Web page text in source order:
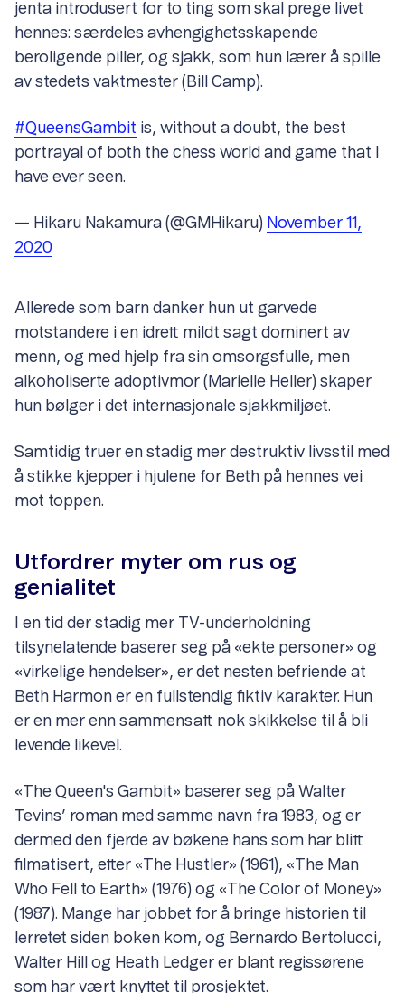
jenta introdusert for to ting som skal prege livet
hennes: særdeles avhengighetsskapende
beroligende piller, og sjakk, som hun lærer å spille
av stedets vaktmester (Bill Camp).
#QueensGambit is, without a doubt, the best
portrayal of both the chess world and game that I
have ever seen.
— Hikaru Nakamura (@GMHikaru) November 11,
2020
Allerede som barn danker hun ut garvede
motstandere i en idrett mildt sagt dominert av
menn, og med hjelp fra sin omsorgsfulle, men
alkoholiserte adoptivmor (Marielle Heller) skaper
hun bølger i det internasjonale sjakkmiljøet.
Samtidig truer en stadig mer destruktiv livsstil med
å stikke kjepper i hjulene for Beth på hennes vei
mot toppen.
Utfordrer myter om rus og
genialitet
I en tid der stadig mer TV-underholdning
tilsynelatende baserer seg på «ekte personer» og
«virkelige hendelser», er det nesten befriende at
Beth Harmon er en fullstendig fiktiv karakter. Hun
er en mer enn sammensatt nok skikkelse til å bli
levende likevel.
«The Queen's Gambit» baserer seg på Walter
Tevins’ roman med samme navn fra 1983, og er
dermed den fjerde av bøkene hans som har blitt
filmatisert, etter «The Hustler» (1961), «The Man
Who Fell to Earth» (1976) og «The Color of Money»
(1987). Mange har jobbet for å bringe historien til
lerretet siden boken kom, og Bernardo Bertolucci,
Walter Hill og Heath Ledger er blant regissørene
som har vært knyttet til prosjektet.